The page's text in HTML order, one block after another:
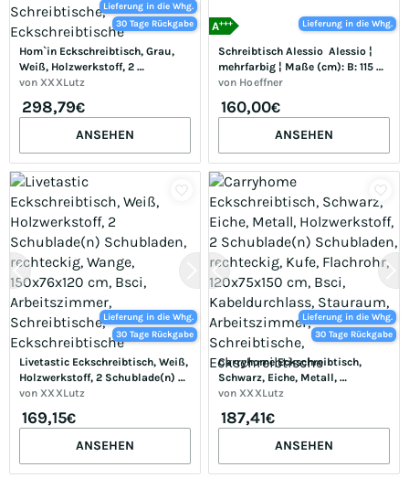
Lieferung in die Whg.
30 Tage Rückgabe
Hom`in Eckschreibtisch, Grau,
Weiß, Holzwerkstoff, 2
Schublade(n) Schubladen,
145.3x76x160 cm, Stauraum,
seitenverkehrt montierbar,
Eckschreibtische
von XXXLutz
298,79€
ANSEHEN
Lieferung in die Whg.
A+++
Schreibtisch Alessio  Alessio ¦
mehrfarbig ¦ Maße (cm): B: 115 H:
77
von Hoeffner
160,00€
ANSEHEN
Lieferung in die Whg.
30 Tage Rückgabe
Livetastic Eckschreibtisch, Weiß,
Holzwerkstoff, 2 Schublade(n)
Schubladen, rechteckig, Wange,
Arbeitszimmer, Schreibtische,
Eckschreibtische
von XXXLutz
169,15€
ANSEHEN
Lieferung in die Whg.
30 Tage Rückgabe
Carryhome Eckschreibtisch,
Schwarz, Eiche, Metall,
Holzwerkstoff, 2 Schublade(n)
Flachrohr, 120x75x150 cm, Bsci,
Kabeldurchlass, Stauraum,
Eckschreibtische
von XXXLutz
187,41€
ANSEHEN